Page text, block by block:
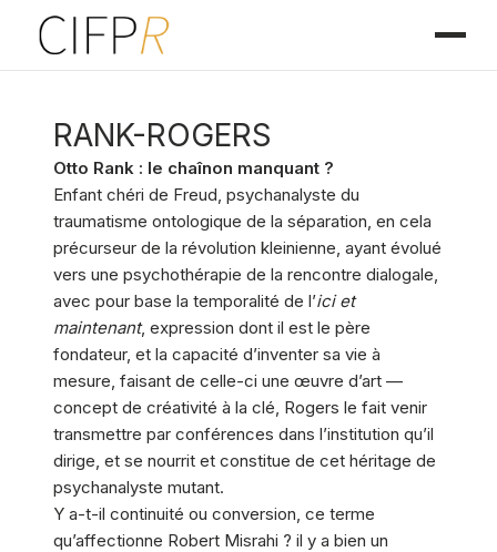
RANK-ROGERS
Otto Rank : le chaînon manquant ?
Enfant chéri de Freud, psychanalyste du
traumatisme ontologique de la séparation, en cela
précurseur de la révolution kleinienne, ayant évolué
vers une psychothérapie de la rencontre dialogale,
avec pour base la temporalité de l’ici et
maintenant, expression dont il est le père
fondateur, et la capacité d’inventer sa vie à
mesure, faisant de celle-ci une œuvre d’art —
concept de créativité à la clé, Rogers le fait venir
transmettre par conférences dans l’institution qu’il
dirige, et se nourrit et constitue de cet héritage de
psychanalyste mutant.
Y a-t-il continuité ou conversion, ce terme
qu’affectionne Robert Misrahi ? il y a bien un